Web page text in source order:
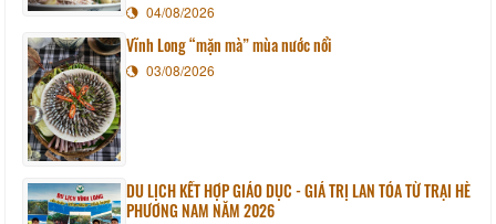
04/08/2026
Vĩnh Long “mặn mà” mùa nước nổi
03/08/2026
DU LỊCH KẾT HỢP GIÁO DỤC - GIÁ TRỊ LAN TỎA TỪ TRẠI HÈ
PHƯƠNG NAM NĂM 2026